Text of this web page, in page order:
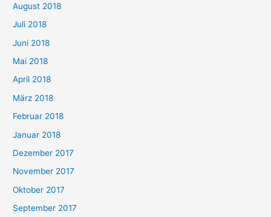
August 2018
Juli 2018
Juni 2018
Mai 2018
April 2018
März 2018
Februar 2018
Januar 2018
Dezember 2017
November 2017
Oktober 2017
September 2017